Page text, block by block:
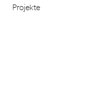
Projekte